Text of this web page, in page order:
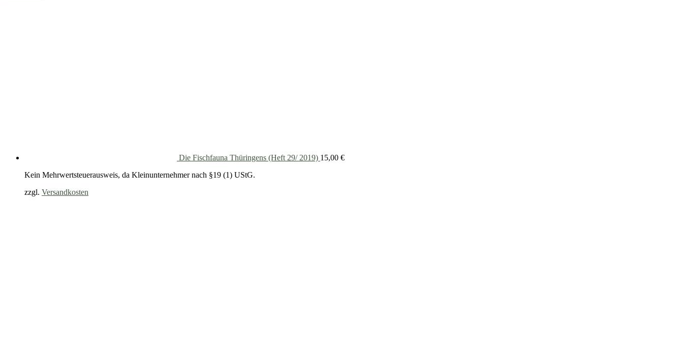
Die Fischfauna Thüringens (Heft 29/ 2019) 15,00 €
Kein Mehrwertsteuerausweis, da Kleinunternehmer nach §19 (1) UStG.
zzgl. Versandkosten